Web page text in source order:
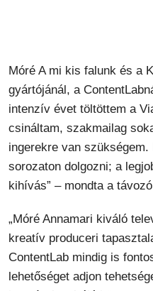
Móré A mi kis falunk és a
gyártójánál, a
intenzív évet töltöttem a
csináltam, szakmailag
ingerekre van
sorozaton dolgozni; a
kihívás” – mondta a
„Móré Annamari kiváló
kreatív produceri
ContentLab mindig is
lehetőséget adjon